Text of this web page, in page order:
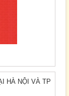
HÀ NỘI VÀ TP